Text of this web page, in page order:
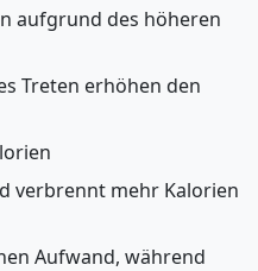
aufgrund des höheren
Treten erhöhen den
verbrennt mehr Kalorien
Aufwand, während